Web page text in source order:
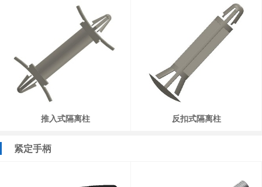
推入式隔离柱 反扣式隔离柱
紧定手柄